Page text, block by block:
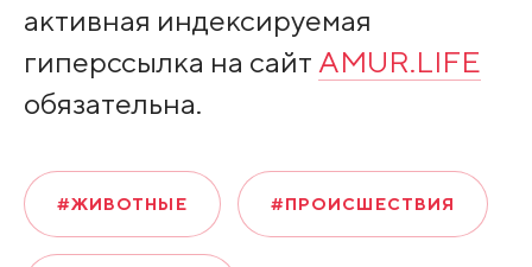
активная индексируемая
гиперссылка на сайт AMUR.LIFE
обязательна.
#ЖИВОТНЫЕ #ПРОИСШЕСТВИЯ